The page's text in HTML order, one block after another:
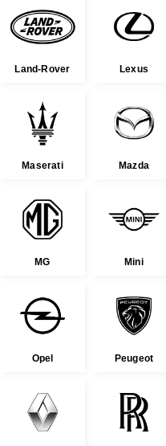
Land-Rover Lexus
Maserati Mazda
MG Mini
Opel Peugeot